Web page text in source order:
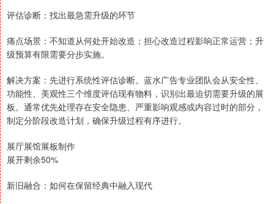
评估诊断：找出最急需升级的环节
痛点场景：不知道从何处开始改造；担心改造过程影响正常运营；升
级预算有限需要分步实施。
解决方案：先进行系统性评估诊断。蓝水广告专业团队会从安全性、
功能性、美观性三个维度评估现有物料，识别出最迫切需要升级的展
板。通常优先处理存在安全隐患、严重影响观感或内容过时的部分，
制定分阶段改造计划，确保升级过程有序进行。
展厅展馆展板制作
展开剩余50%
新旧融合：如何在保留经典中融入现代